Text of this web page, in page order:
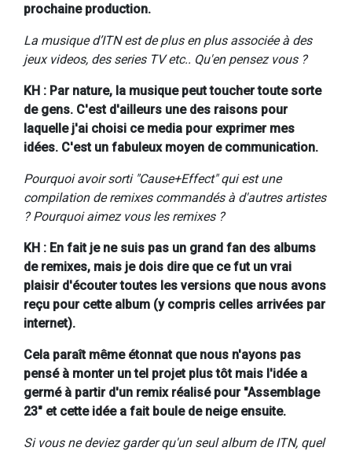
prochaine production.
La musique d’ITN est de plus en plus associée à des
jeux videos, des series TV etc.. Qu'en pensez vous ?
KH : Par nature, la musique peut toucher toute sorte
de gens. C'est d'ailleurs une des raisons pour
laquelle j'ai choisi ce media pour exprimer mes
idées. C'est un fabuleux moyen de communication.
Pourquoi avoir sorti "Cause+Effect" qui est une
compilation de remixes commandés à d'autres artistes
? Pourquoi aimez vous les remixes ?
KH : En fait je ne suis pas un grand fan des albums
de remixes, mais je dois dire que ce fut un vrai
plaisir d'écouter toutes les versions que nous avons
reçu pour cette album (y compris celles arrivées par
internet).
Cela paraît même étonnat que nous n'ayons pas
pensé à monter un tel projet plus tôt mais l'idée a
germé à partir d'un remix réalisé pour "Assemblage
23" et cette idée a fait boule de neige ensuite.
Si vous ne deviez garder qu'un seul album de ITN, quel